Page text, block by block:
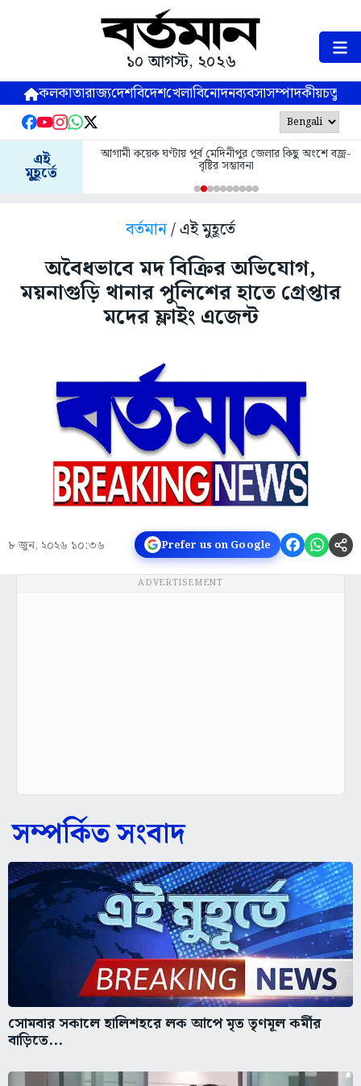
১০ আগস্ট, ২০২৬
কলকাতারাজ্যদেশবিদেশখেলাবিনোদনব্যবসাসম্পাদকীয়
এই
মুহূর্তে
আগামী কয়েক ঘণ্টায় পূর্ব মেদিনীপুর জেলার কিছু অংশে বজ্র-
বৃষ্টির সম্ভাবনা
বর্তমান/ এই মুহূর্তে
অবৈধভাবে মদ বিক্রির অভিযোগ,
ময়নাগুড়ি থানার পুলিশের হাতে গ্রেপ্তার
মদের ফ্লাইং এজেন্ট
৮ জুন, ২০২৬ ১০:৩৬ Prefer us on Google
ADVERTISEMENT
সম্পর্কিত সংবাদ
সোমবার সকালে হালিশহরে লক আপে মৃত তৃণমূল কর্মীর
বাড়িতে...